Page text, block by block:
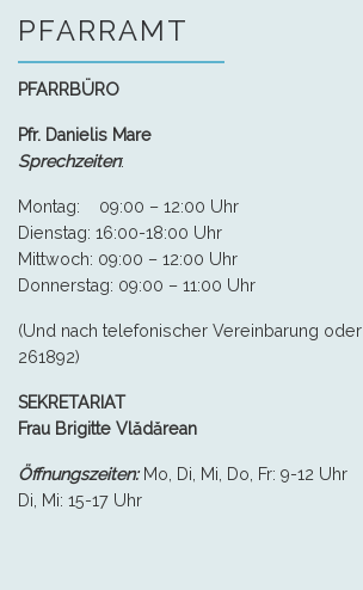
PFARRAMT
PFARRBÜRO
Pfr. Danielis Mare
Sprechzeiten:
Montag: 09:00 – 12:00 Uhr
Dienstag: 16:00-18:00 Uhr
Mittwoch: 09:00 – 12:00 Uhr
Donnerstag: 09:00 – 11:00 Uhr
(Und nach telefonischer Vereinbarung oder
261892)
SEKRETARIAT
Frau Brigitte Vlădărean
Öffnungszeiten:Mo, Di, Mi, Do, Fr: 9-12 Uhr
Di, Mi: 15-17 Uhr